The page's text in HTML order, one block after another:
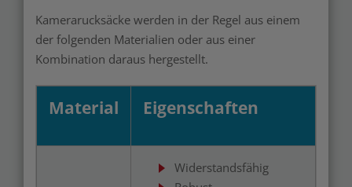
Kamerarucksäcke werden in der Regel aus einem
der folgenden Materialien oder aus einer
Kombination daraus hergestellt.
Material Eigenschaften
Widerstandsfähig